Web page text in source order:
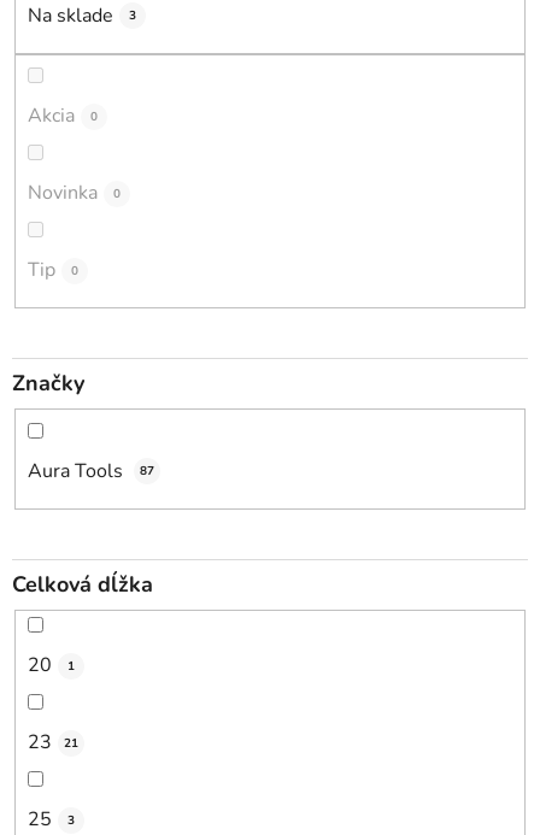
e
o
Na sklade 3
Akcia 0
Novinka 0
Tip 0
Značky
Aura Tools 87
Celková dĺžka
20 1
23 21
25 3